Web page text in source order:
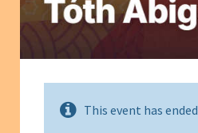
This event has ended